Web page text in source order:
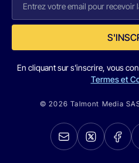
En cliquant sur s'inscrire, vous
Termes et
© 2026 Talmont Media